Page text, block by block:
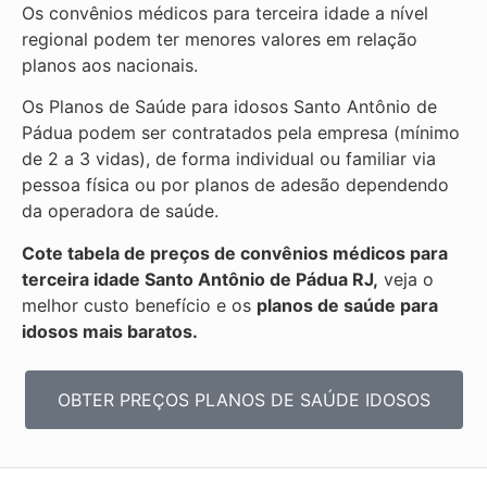
Os convênios médicos para terceira idade a nível
regional podem ter menores valores em relação
planos aos nacionais.
Os Planos de Saúde para idosos Santo Antônio de
Pádua podem ser contratados pela empresa (mínimo
de 2 a 3 vidas), de forma individual ou familiar via
pessoa física ou por planos de adesão dependendo
da operadora de saúde.
Cote tabela de preços de convênios médicos para
terceira idade Santo Antônio de Pádua RJ, veja o
melhor custo benefício e os planos de saúde para
idosos mais baratos.
OBTER PREÇOS PLANOS DE SAÚDE IDOSOS